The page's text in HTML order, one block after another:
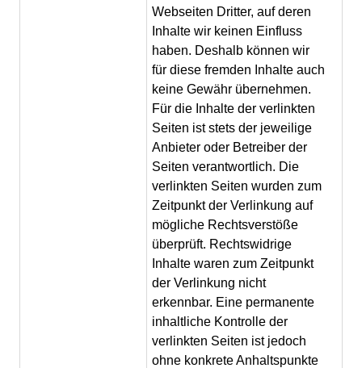
Webseiten Dritter, auf deren
Inhalte wir keinen Einfluss
haben. Deshalb können wir
für diese fremden Inhalte auch
keine Gewähr übernehmen.
Für die Inhalte der verlinkten
Seiten ist stets der jeweilige
Anbieter oder Betreiber der
Seiten verantwortlich. Die
verlinkten Seiten wurden zum
Zeitpunkt der Verlinkung auf
mögliche Rechtsverstöße
überprüft. Rechtswidrige
Inhalte waren zum Zeitpunkt
der Verlinkung nicht
erkennbar. Eine permanente
inhaltliche Kontrolle der
verlinkten Seiten ist jedoch
ohne konkrete Anhaltspunkte